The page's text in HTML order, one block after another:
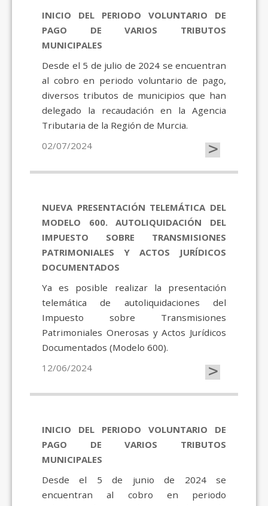
INICIO DEL PERIODO VOLUNTARIO DE
PAGO DE VARIOS TRIBUTOS
MUNICIPALES
Desde el 5 de julio de 2024 se encuentran
al cobro en periodo voluntario de pago,
diversos tributos de municipios que han
delegado la recaudación en la Agencia
Tributaria de la Región de Murcia.
02/07/2024
>
NUEVA PRESENTACIÓN TELEMÁTICA DEL
MODELO 600. AUTOLIQUIDACIÓN DEL
IMPUESTO SOBRE TRANSMISIONES
PATRIMONIALES Y ACTOS JURÍDICOS
DOCUMENTADOS
Ya es posible realizar la presentación
telemática de autoliquidaciones del
Impuesto sobre Transmisiones
Patrimoniales Onerosas y Actos Jurídicos
Documentados (Modelo 600).
12/06/2024
>
INICIO DEL PERIODO VOLUNTARIO DE
PAGO DE VARIOS TRIBUTOS
MUNICIPALES
Desde el 5 de junio de 2024 se
encuentran al cobro en periodo